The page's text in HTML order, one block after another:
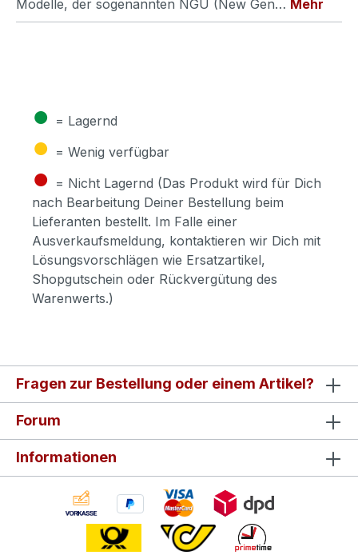
Modelle, der sogenannten NGU (New Gen… Mehr
● = Lagernd
● = Wenig verfügbar
● = Nicht Lagernd (Das Produkt wird für Dich
nach Bearbeitung Deiner Bestellung beim
Lieferanten bestellt. Im Falle einer
Ausverkaufsmeldung, kontaktieren wir Dich mit
Lösungsvorschlägen wie Ersatzartikel,
Shopgutschein oder Rückvergütung des
Warenwerts.)
Fragen zur Bestellung oder einem Artikel?
Forum
Informationen